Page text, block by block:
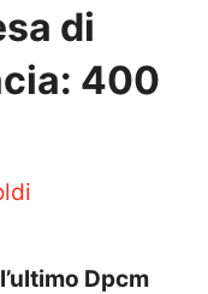
di
400
Dpcm